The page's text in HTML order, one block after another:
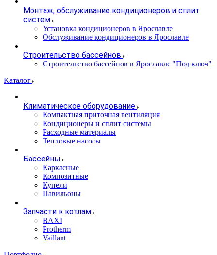
Монтаж, обслуживание кондиционеров и сплит
систем
Установка кондиционеров в Ярославле
Обслуживание кондиционеров в Ярославле
Строительство бассейнов
Строительство бассейнов в Ярославле "Под ключ"
Каталог
Климатическое оборудование
Компактная приточная вентиляция
Кондиционеры и сплит системы
Расходные материалы
Тепловые насосы
Бассейны
Каркасные
Композитные
Купели
Павильоны
Запчасти к котлам
BAXI
Protherm
Vaillant